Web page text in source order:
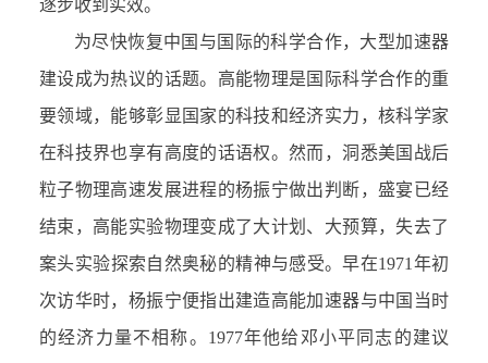
逐步收到实效。
为尽快恢复中国与国际的科学合作，大型加速器
建设成为热议的话题。高能物理是国际科学合作的重
要领域，能够彰显国家的科技和经济实力，核科学家
在科技界也享有高度的话语权。然而，洞悉美国战后
粒子物理高速发展进程的杨振宁做出判断，盛宴已经
结束，高能实验物理变成了大计划、大预算，失去了
案头实验探索自然奥秘的精神与感受。早在1971年初
次访华时，杨振宁便指出建造高能加速器与中国当时
的经济力量不相称。1977年他给邓小平同志的建议